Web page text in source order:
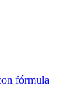
fórmula